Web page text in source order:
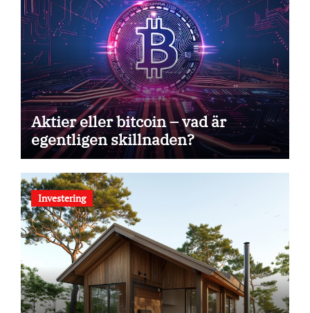
Aktier eller bitcoin – vad är
egentligen skillnaden?
Investering